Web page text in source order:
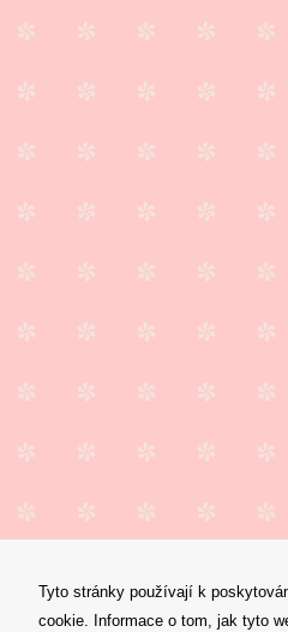
Tyto stránky používají k
cookie. Informace o tom, jak tyto